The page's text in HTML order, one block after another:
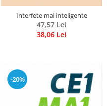
Interfete mai inteligente
47,57 Lei
38,06 Lei
-20%